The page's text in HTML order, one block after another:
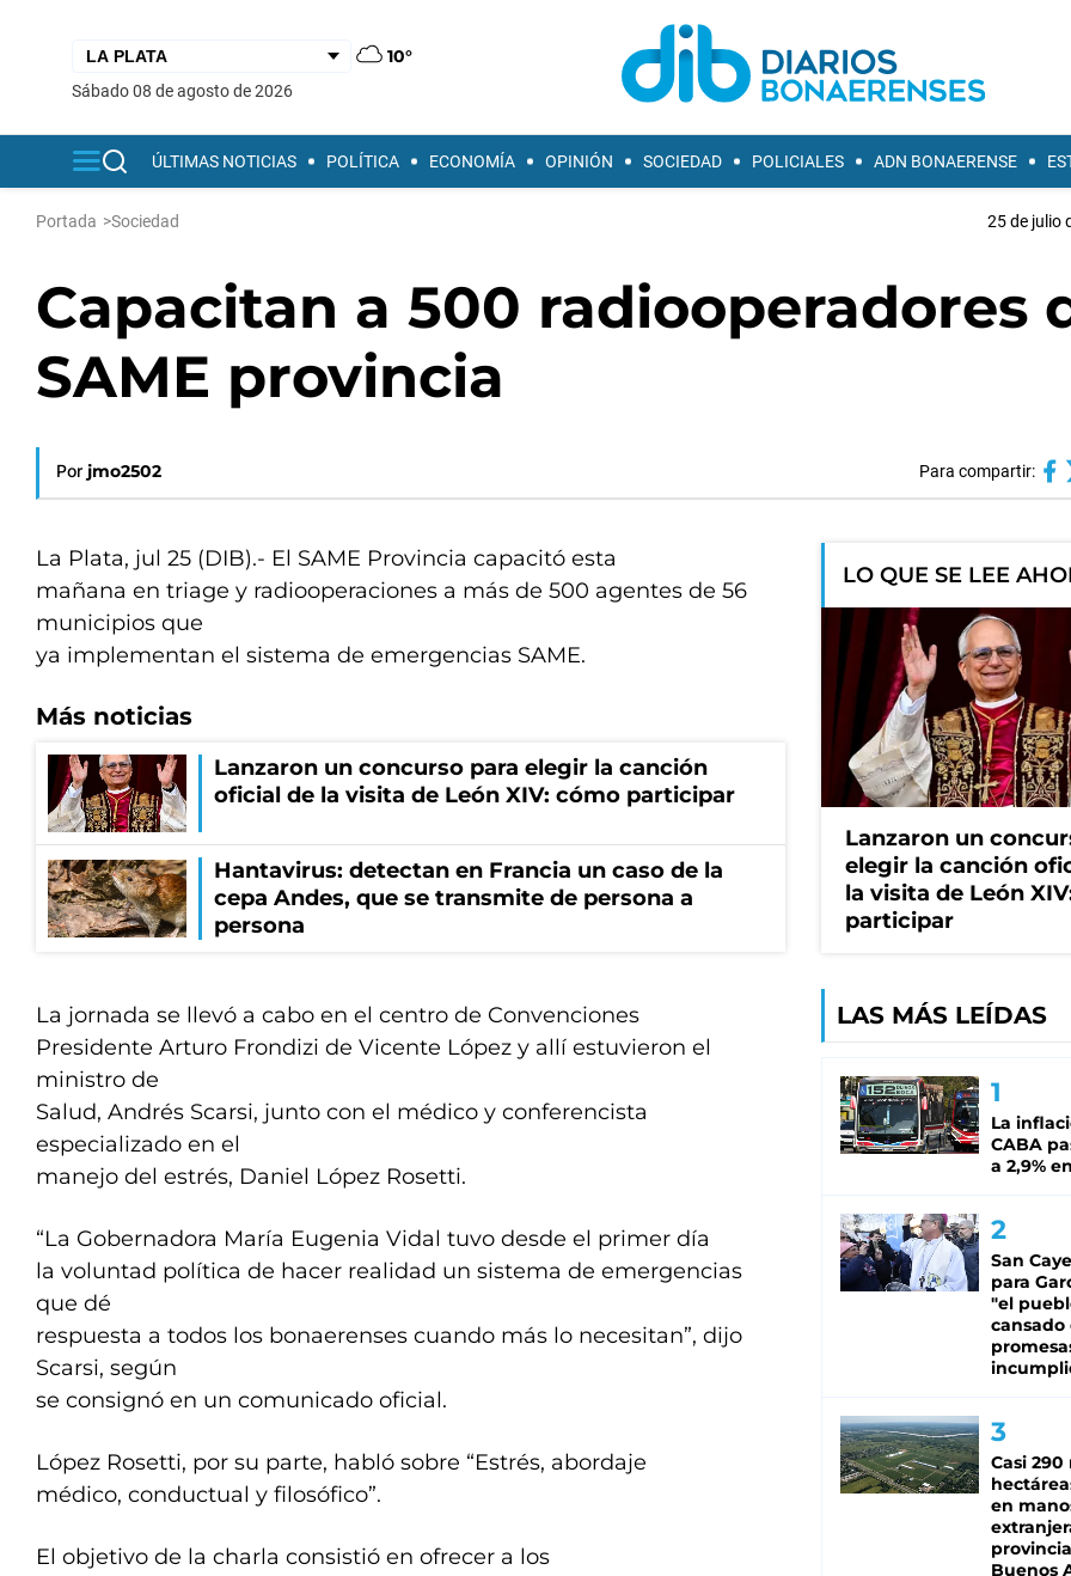
10°
sábado 08 de agosto de 2026
ÚLTIMAS NOTICIAS POLÍTICA ECONOMÍA OPINIÓN SOCIEDAD POLICIALES ADN BONAERENSE
Portada >Sociedad 25 de julio
Capacitan a 500 radiooperadores
SAME provincia
Por jmo2502 Para compartir:
La Plata, jul 25 (DIB).- El SAME Provincia capacitó esta
mañana en triage y radiooperaciones a más de 500 agentes de 56
municipios que
ya implementan el sistema de emergencias SAME.
Más noticias
Lanzaron un concurso para elegir la canción
oficial de la visita de León XIV: cómo participar
Hantavirus: detectan en Francia un caso de la
cepa Andes, que se transmite de persona a
persona
La jornada se llevó a cabo en el centro de Convenciones
Presidente Arturo Frondizi de Vicente López y allí estuvieron el
ministro de
Salud, Andrés Scarsi, junto con el médico y conferencista
especializado en el
manejo del estrés, Daniel López Rosetti.
“La Gobernadora María Eugenia Vidal tuvo desde el primer día
la voluntad política de hacer realidad un sistema de emergencias
que dé
respuesta a todos los bonaerenses cuando más lo necesitan”, dijo
Scarsi, según
se consignó en un comunicado oficial.
López Rosetti, por su parte, habló sobre “Estrés, abordaje
médico, conductual y filosófico”.
El objetivo de la charla consistió en ofrecer a los
LO QUE SE LEE
Lanzaron un
elegir la canción
la visita de León
participar
LAS MÁS LEÍDAS
La
CABA
a 2,9%
San
para
"el
cansado
Casi 290
en
Buenos